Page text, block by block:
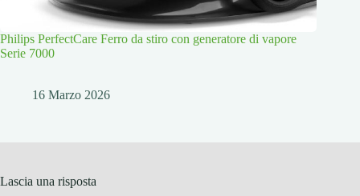
Philips PerfectCare Ferro da stiro con generatore di vapore
Serie 7000
16 Marzo 2026
Lascia una risposta